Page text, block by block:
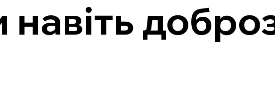
навіть